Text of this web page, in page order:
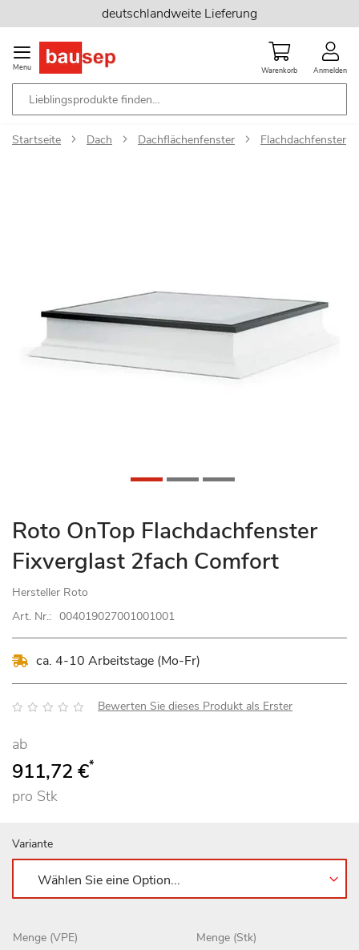
Inhalt
springen
deutschlandweite Lieferung
Menu Warenkorb Anmelden
Startseite Dach Dachflächenfenster Flachdachfenster
Zum
Anfang
der
springen
Roto OnTop Flachdachfenster
Fixverglast 2fach Comfort
Hersteller Roto
Art. Nr.: 004019027001001001
ca. 4-10 Arbeitstage (Mo-Fr)
Bewertung: Bewerten Sie dieses Produkt als Erster
ab
911,72 €*
pro Stk
Variante
Menge (VPE) Menge (Stk)